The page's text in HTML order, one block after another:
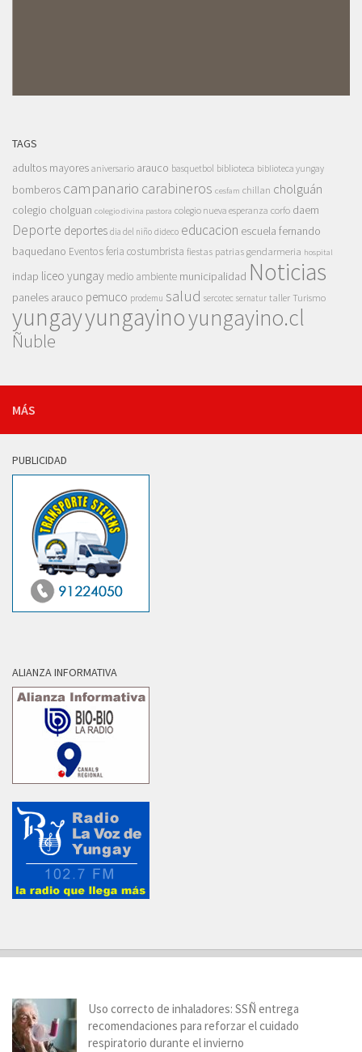
TAGS
adultos mayores aniversario arauco basquetbol biblioteca biblioteca yungay
bomberos campanario carabineros cesfam chillan cholguán
colegio cholguan colegio divina pastora colegio nueva esperanza corfo daem
Deporte deportes dia del niño dideco educacion escuela fernando
baquedano Eventosferia costumbrista fiestas patrias gendarmeria hospital
indap liceo yungay medio ambiente municipalidad Noticias
paneles arauco pemuco prodemu salud sercotec sernatur taller Turismo
yungayyungayinoyungayino.cl
Ñuble
MÁS
PUBLICIDAD
ALIANZA INFORMATIVA
Uso correcto de inhaladores: SSÑ entrega
recomendaciones para reforzar el cuidado
respiratorio durante el invierno